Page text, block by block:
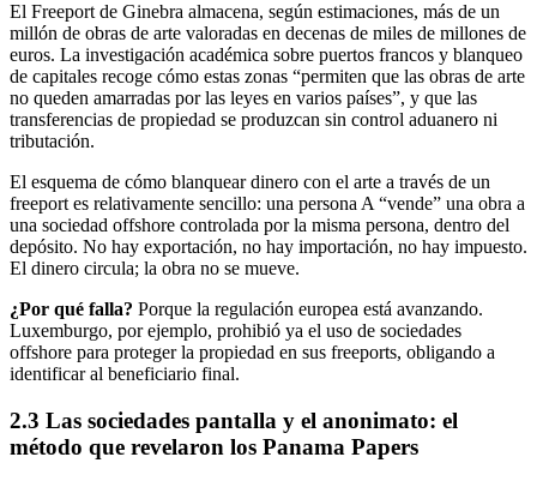
El Freeport de Ginebra almacena, según estimaciones, más de un
millón de obras de arte valoradas en decenas de miles de millones de
euros. La investigación académica sobre puertos francos y blanqueo
de capitales recoge cómo estas zonas “permiten que las obras de arte
no queden amarradas por las leyes en varios países”, y que las
transferencias de propiedad se produzcan sin control aduanero ni
tributación.
El esquema de cómo blanquear dinero con el arte a través de un
freeport es relativamente sencillo: una persona A “vende” una obra a
una sociedad offshore controlada por la misma persona, dentro del
depósito. No hay exportación, no hay importación, no hay impuesto.
El dinero circula; la obra no se mueve.
¿Por qué falla? Porque la regulación europea está avanzando.
Luxemburgo, por ejemplo, prohibió ya el uso de sociedades
offshore para proteger la propiedad en sus freeports, obligando a
identificar al beneficiario final.
2.3 Las sociedades pantalla y el anonimato: el
método que revelaron los Panama Papers